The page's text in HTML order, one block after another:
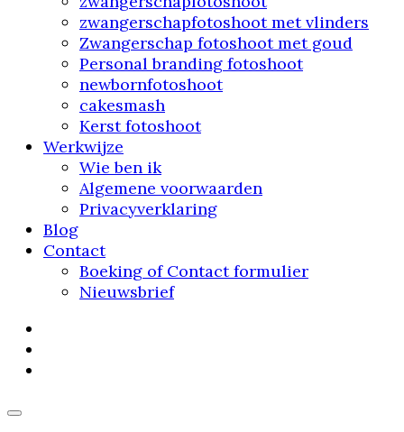
zwangerschapfotoshoot met vlinders
Zwangerschap fotoshoot met goud
Personal branding fotoshoot
newbornfotoshoot
cakesmash
Kerst fotoshoot
Werkwijze
Wie ben ik
Algemene voorwaarden
Privacyverklaring
Blog
Contact
Boeking of Contact formulier
Nieuwsbrief